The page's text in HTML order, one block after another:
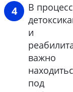
В
и
важно
под